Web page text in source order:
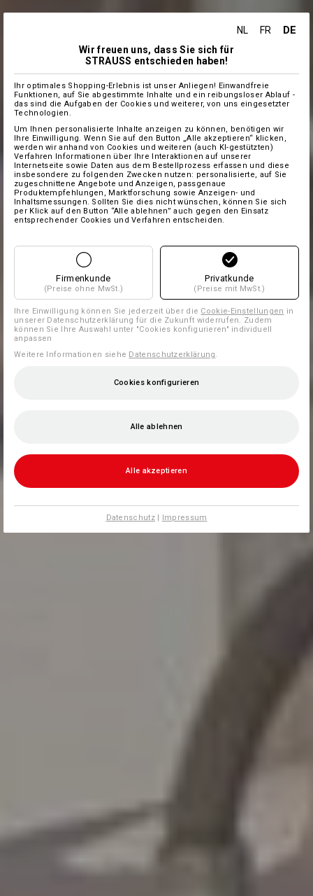
NL FR DE
Wir freuen uns, dass Sie sich für
STRAUSS entschieden haben!
Ihr optimales Shopping-Erlebnis ist unser Anliegen! Einwandfreie
Funktionen, auf Sie abgestimmte Inhalte und ein reibungsloser Ablauf -
das sind die Aufgaben der Cookies und weiterer, von uns eingesetzter
Technologien.
Um Ihnen personalisierte Inhalte anzeigen zu können, benötigen wir
Ihre Einwilligung. Wenn Sie auf den Button „Alle akzeptieren“ klicken,
werden wir anhand von Cookies und weiteren (auch KI-gestützten)
Verfahren Informationen über Ihre Interaktionen auf unserer
Internetseite sowie Daten aus dem Bestellprozess erfassen und diese
insbesondere zu folgenden Zwecken nutzen: personalisierte, auf Sie
zugeschnittene Angebote und Anzeigen, passgenaue
Produktempfehlungen, Marktforschung sowie Anzeigen- und
Inhaltsmessungen. Sollten Sie dies nicht wünschen, können Sie sich
per Klick auf den Button “Alle ablehnen” auch gegen den Einsatz
entsprechender Cookies und Verfahren entscheiden.
Firmenkunde
(Preise ohne MwSt.)
Privatkunde
(Preise mit MwSt.)
Ihre Einwilligung können Sie jederzeit über die Cookie-Einstellungen in
unserer Datenschutzerklärung für die Zukunft widerrufen. Zudem
können Sie Ihre Auswahl unter "Cookies konfigurieren" individuell
anpassen
Weitere Informationen siehe Datenschutzerklärung
Cookies konfigurieren
Alle ablehnen
Alle akzeptieren
Datenschutz| Impressum